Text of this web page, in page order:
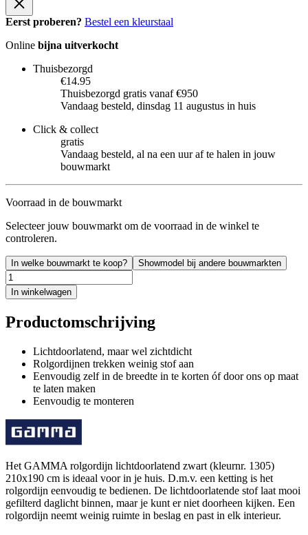
Eerst proberen? Bestel een kleurstaal
Online bijna uitverkocht
Thuisbezorgd
€14.95
Thuisbezorgd gratis vanaf €950
Vandaag besteld, dinsdag 11 augustus in huis
Click & collect
gratis
Vandaag besteld, al na een uur af te halen in jouw
bouwmarkt
Voorraad in de bouwmarkt
Selecteer jouw bouwmarkt om de voorraad in de winkel te
controleren.
In welke bouwmarkt te koop? Showmodel bij andere bouwmarkten
In winkelwagen
Productomschrijving
Lichtdoorlatend, maar wel zichtdicht
Rolgordijnen trekken weinig stof aan
Eenvoudig zelf in de breedte in te korten óf door ons op maat
te laten maken
Eenvoudig te monteren
Het GAMMA rolgordijn lichtdoorlatend zwart (kleurnr. 1305)
210x190 cm is ideaal voor in je huis. D.m.v. een ketting is het
rolgordijn eenvoudig te bedienen. De lichtdoorlatende stof laat mooi
gefilterd daglicht binnen, maar je kunt er niet doorheen kijken. Een
rolgordijn neemt weinig ruimte in beslag en past in elk interieur.